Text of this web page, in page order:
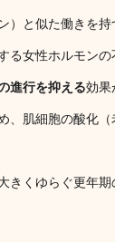
と似た働きを持
る女性ホルモン
進行を抑える効果
、肌細胞の酸化（
きくゆらぐ更年